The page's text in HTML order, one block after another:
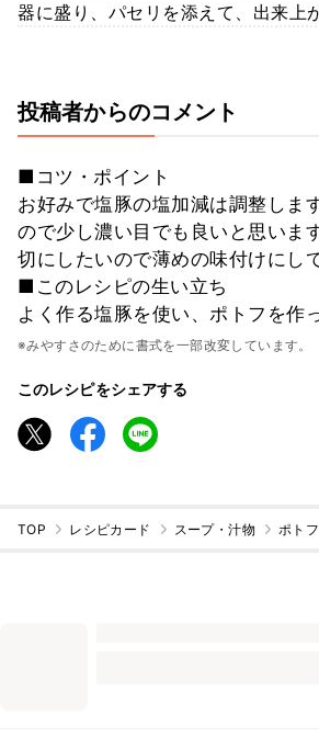
器に盛り、パセリを添えて、出来上
投稿者からのコメント
■コツ・ポイント
お好みで塩豚の塩加減は調整しま
ので少し濃い目でも良いと思いま
切にしたいので薄めの味付けにし
■このレシピの生い立ち
よく作る塩豚を使い、ポトフを作
※みやすさのために書式を一部改変しています。
このレシピをシェアする
TOP レシピカード スープ・汁物 ポトフ